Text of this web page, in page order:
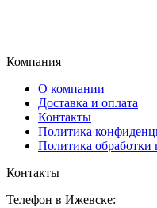
Компания
О компании
Доставка и оплата
Контакты
Политика
Политика
Контакты
Телефон в Ижевске: